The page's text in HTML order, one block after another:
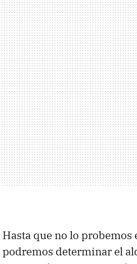
Hasta que no lo
podremos determinar el